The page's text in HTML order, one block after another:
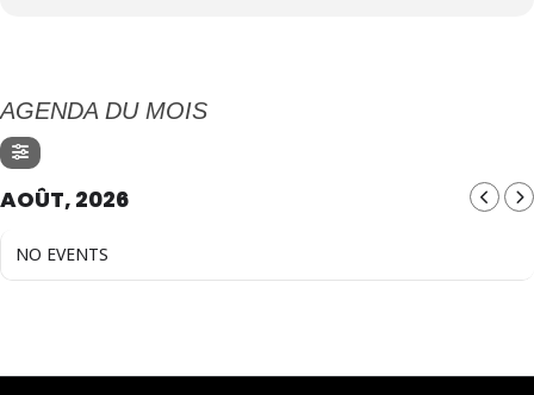
AGENDA DU MOIS
AOÛT, 2026
NO EVENTS